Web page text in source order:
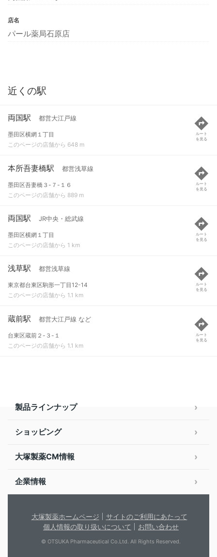
店名
パール薬局石原店
近くの駅
両国駅 都営大江戸線
墨田区横網１丁目
このページの店舗から 648 m
ルート
を見る
本所吾妻橋駅 都営浅草線
墨田区吾妻橋３-７-１６
このページの店舗から 889 m
ルート
を見る
両国駅 JR中央・総武線
墨田区横網１丁目
このページの店舗から 1 km
ルート
を見る
浅草駅 都営浅草線
東京都台東区駒形一丁目12-14
このページの店舗から 1.1 km
ルート
を見る
蔵前駅 都営大江戸線 など
台東区蔵前２-３-１
このページの店舗から 1.1 km
ルート
を見る
製品ラインナップ
ショッピング
大塚製薬CM情報
企業情報
大塚製薬ホームページ
サイトのご利用にあたって
個人情報の取り扱いについて
お問い合わせ
© OTSUKA Pharmaceutical Co.Ltd. All Rights Reserved.